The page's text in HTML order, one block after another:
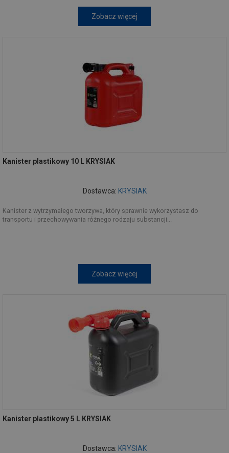
Zobacz więcej
Kanister plastikowy 10 L KRYSIAK
Dostawca: KRYSIAK
Kanister z wytrzymałego tworzywa, który sprawnie wykorzystasz do
transportu i przechowywania różnego rodzaju substancji...
Zobacz więcej
Kanister plastikowy 5 L KRYSIAK
Dostawca: KRYSIAK